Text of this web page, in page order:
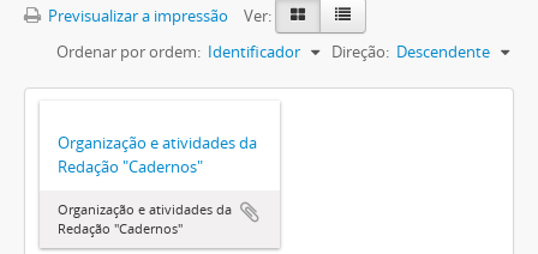
Previsualizar a impressão
Ver:
Ordenar por ordem: Identificador Direção: Descendente
Organização e atividades da
Redação "Cadernos"
Organização e atividades da
Redação "Cadernos"